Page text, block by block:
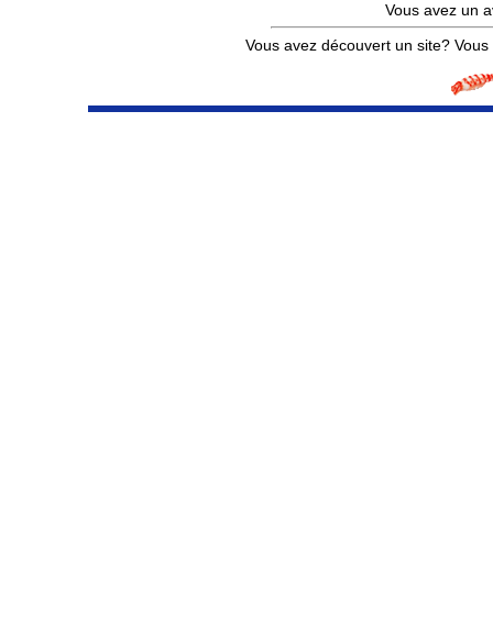
Vous avez un
Vous avez découvert un site?